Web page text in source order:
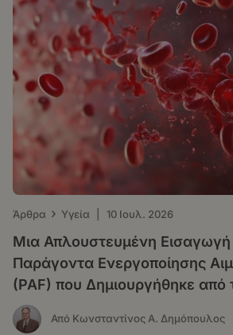
Άρθρα › Υγεία 10 Ιουλ. 2026
Μια Απλουστευμένη
Παράγοντα Ενεργοποίησης
(PAF) που Δημιουργήθηκε από
Νοημοσύνη για το Ευρύ Κοινό,
τους Επιστήμονες
Από Κωνσταντίνος Α. Δημόπουλος